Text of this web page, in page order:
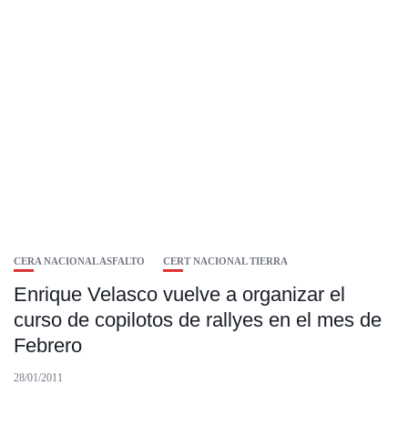
CERA NACIONAL ASFALTO CERT NACIONAL TIERRA
Enrique Velasco vuelve a organizar el
curso de copilotos de rallyes en el mes de
Febrero
28/01/2011